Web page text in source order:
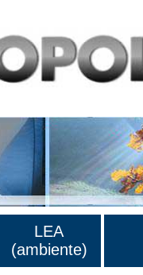
LEA
(ambiente)